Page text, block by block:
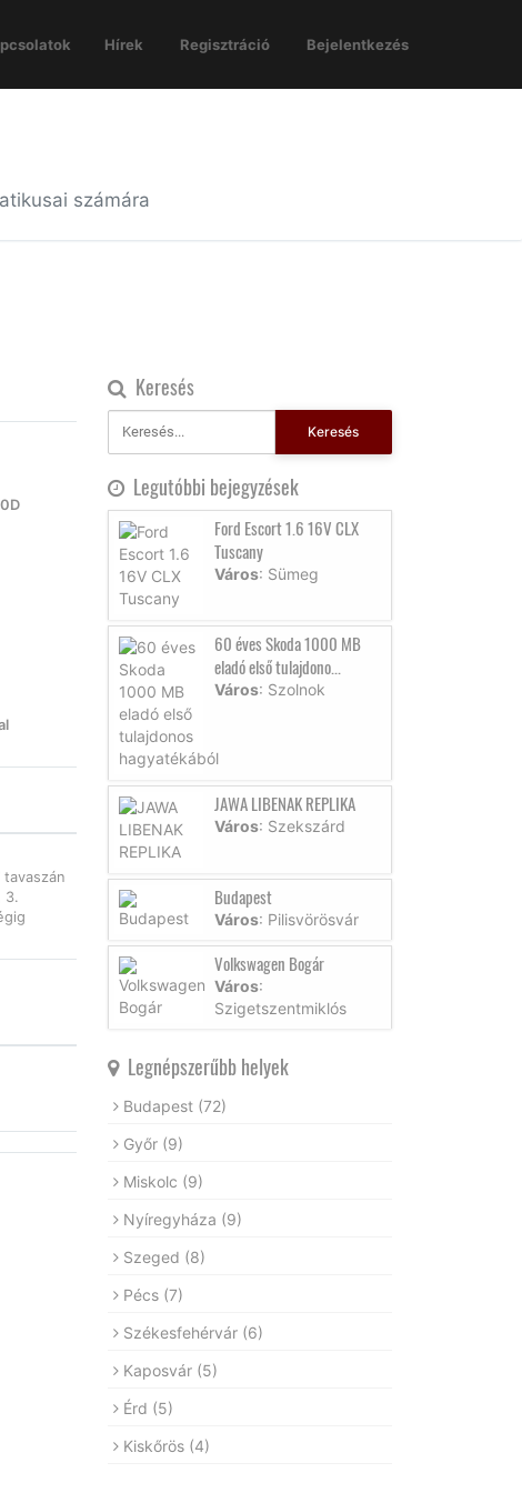
Hírek Regisztráció Bejelentkezés
számára
3.
Keresés
Keresés
Legutóbbi bejegyzések
Ford Escort 1.6 16V CLX
Tuscany
Város: Sümeg
60 éves Skoda 1000 MB
eladó első tulajdono...
Város: Szolnok
JAWA LIBENAK REPLIKA
Város: Szekszárd
Budapest
Város: Pilisvörösvár
Volkswagen Bogár
Város:
Szigetszentmiklós
Legnépszerűbb helyek
Budapest (72)
Győr (9)
Miskolc (9)
Nyíregyháza (9)
Szeged (8)
Pécs (7)
Székesfehérvár (6)
Kaposvár (5)
Érd (5)
Kiskőrös (4)